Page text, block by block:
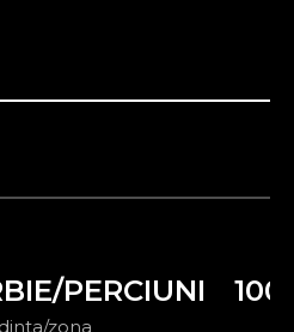
PERCIUNI 100
zona